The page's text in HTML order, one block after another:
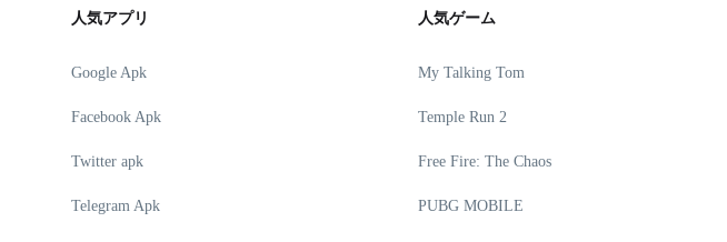
人気アプリ
Google Apk
Facebook Apk
Twitter apk
Telegram Apk
人気ゲーム
My Talking Tom
Temple Run 2
Free Fire: The Chaos
PUBG MOBILE